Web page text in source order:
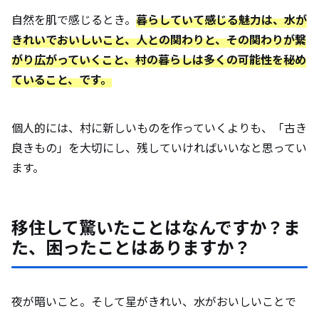
自然を肌で感じるとき。 暮らしていて感じる魅力は、水が
きれいでおいしいこと、人との関わりと、その関わりが繋
がり広がっていくこと、村の暮らしは多くの可能性を秘め
ていること、です。
個人的には、村に新しいものを作っていくよりも、「古き
良きもの」を大切にし、残していければいいなと思ってい
ます。
移住して驚いたことはなんですか？ま
た、困ったことはありますか？
夜が暗いこと。そして星がきれい、水がおいしいことで